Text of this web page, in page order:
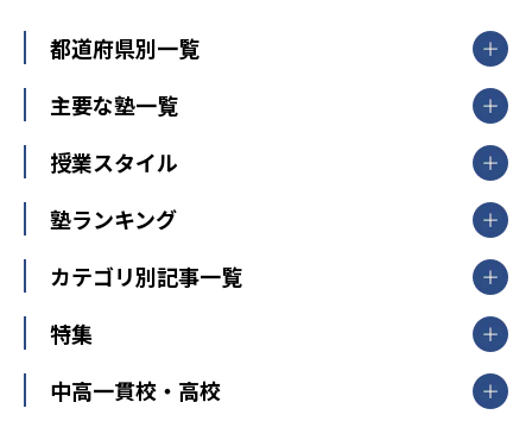
都道府県別一覧
北海道・東北
山形県
福島県
関東
東京都
神奈川県
茨城県
栃木県
群馬県
新潟県
中部
愛知県
静岡県
長野県
主要な塾一覧
【掲載塾一覧を見る】
東京個別指導学院
明光義塾
個別教室のトライ
武田塾
授業スタイル
個別指導
オンライン指導
塾ランキング
中学受験ランキング
カテゴリ別記事一覧
中学受験
大学受験
特集
開成番長直伝！子どもの受験を成功させる方法
中高一貫校・高校